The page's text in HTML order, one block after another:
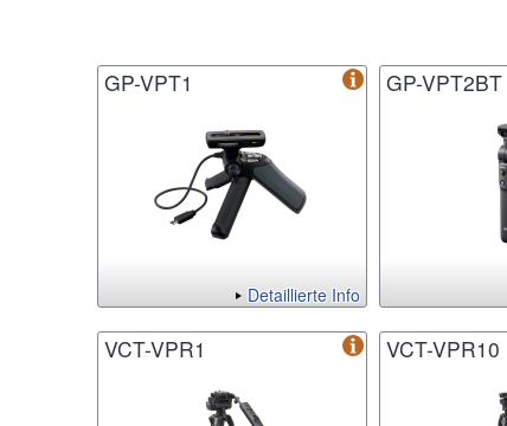
GP-VPT1
Detaillierte Info
GP-VPT2BT
VCT-VPR1 VCT-VPR10